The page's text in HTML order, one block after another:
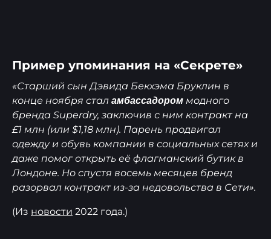
Пример упоминания на «Секрете»
«Старший сын Дэвида Бекхэма Бруклин в
конце ноября стал амбассадором модного
бренда Superdry, заключив с ним контракт на
£1 млн (или $1,18 млн). Парень продвигал
одежду и обувь компании в социальных сетях и
даже помог открыть её флагманский бутик в
Лондоне. Но спустя восемь месяцев бренд
разорвал контракт из-за недовольства в Сети».
(Из новости 2022 года.)